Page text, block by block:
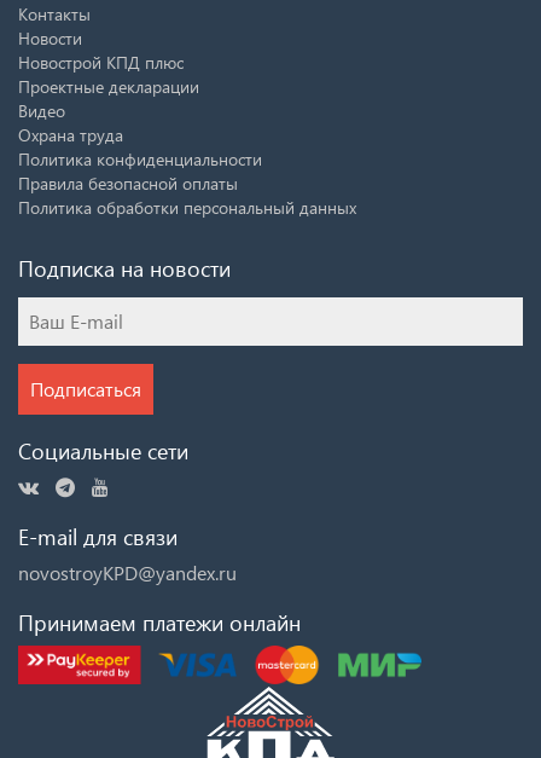
Контакты
Новости
Новострой КПД плюс
Проектные декларации
Видео
Охрана труда
Политика конфиденциальности
Правила безопасной оплаты
Политика обработки персональный данных
Подписка на новости
Подписаться
Социальные сети
E-mail для связи
novostroyKPD@yandex.ru
Принимаем платежи онлайн